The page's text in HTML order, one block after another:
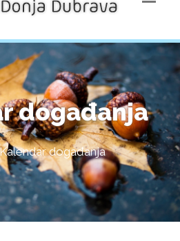
događanja
Kalendar događanja